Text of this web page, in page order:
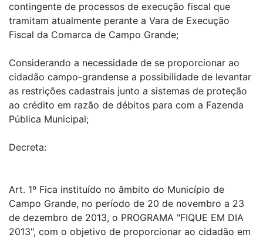
contingente de processos de execução fiscal que
tramitam atualmente perante a Vara de Execução
Fiscal da Comarca de Campo Grande;
Considerando a necessidade de se proporcionar ao
cidadão campo-grandense a possibilidade de levantar
as restrições cadastrais junto a sistemas de proteção
ao crédito em razão de débitos para com a Fazenda
Pública Municipal;
Decreta:
Art. 1º Fica instituído no âmbito do Município de
Campo Grande, no período de 20 de novembro a 23
de dezembro de 2013, o PROGRAMA "FIQUE EM DIA
2013", com o objetivo de proporcionar ao cidadão em